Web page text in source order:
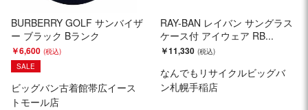
BURBERRY GOLF サンバイザ
ー ブラック Bランク
￥6,600
SALE
ビッグバン古着館帯広イース
トモール店
RAY-BAN レイバン サングラス
ケース付 アイウェア RB...
￥11,330
なんでもリサイクルビッグバ
ン札幌手稲店